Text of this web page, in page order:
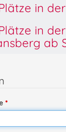
in
in
ab